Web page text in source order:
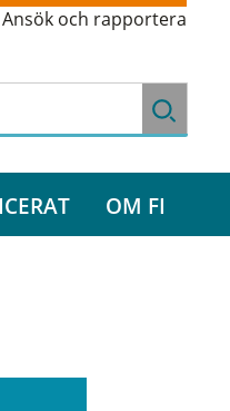
Ansök och rapportera
OM FI